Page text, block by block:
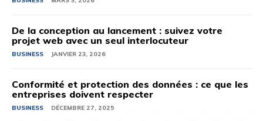
De la conception au lancement : suivez votre
projet web avec un seul interlocuteur
BUSINESS JANVIER 23, 2026
Conformité et protection des données : ce que les
entreprises doivent respecter
BUSINESS DÉCEMBRE 27, 2025